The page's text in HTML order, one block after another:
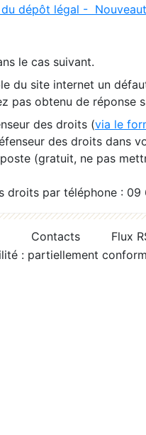
dépôt légal -
le cas suivant.
du site internet un
pas obtenu de réponse
des droits (via le
des droits dans
(gratuit, ne pas
droits par téléphone :
Contacts
Flux
: partiellement